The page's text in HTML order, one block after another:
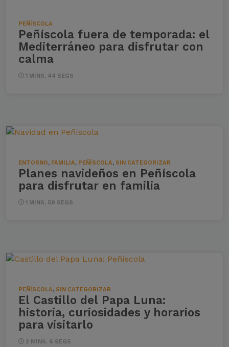
PEÑÍSCOLA
Peñíscola fuera de temporada: el
Mediterráneo para disfrutar con
calma
1 MINS, 44 SEGS
ENTORNO, FAMILIA, PEÑÍSCOLA, SIN CATEGORIZAR
Planes navideños en Peñíscola
para disfrutar en familia
1 MINS, 59 SEGS
PEÑÍSCOLA, SIN CATEGORIZAR
El Castillo del Papa Luna:
historia, curiosidades y horarios
para visitarlo
2 MINS, 6 SEGS